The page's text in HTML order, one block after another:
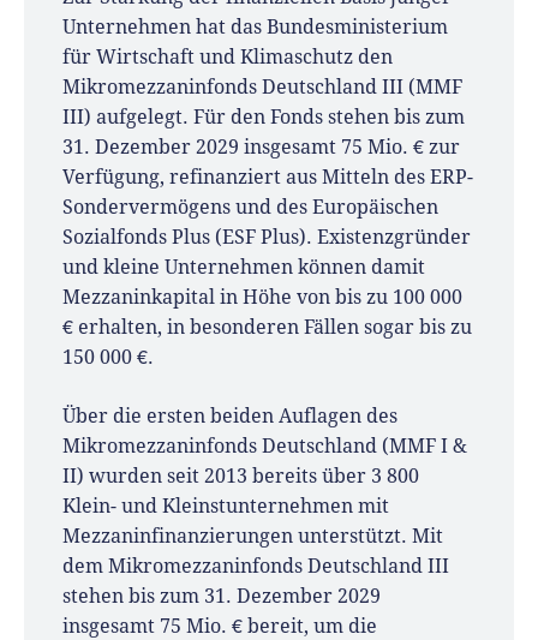
Unternehmen hat das Bundesministerium
für Wirtschaft und Klimaschutz den
Mikromezzaninfonds Deutschland III (MMF
III) aufgelegt. Für den Fonds stehen bis zum
31. Dezember 2029 insgesamt 75 Mio. € zur
Verfügung, refinanziert aus Mitteln des ERP-
Sondervermögens und des Europäischen
Sozialfonds Plus (ESF Plus). Existenzgründer
und kleine Unternehmen können damit
Mezzaninkapital in Höhe von bis zu 100 000
€ erhalten, in besonderen Fällen sogar bis zu
150 000 €.
Über die ersten beiden Auflagen des
Mikromezzaninfonds Deutschland (MMF I &
II) wurden seit 2013 bereits über 3 800
Klein- und Kleinstunternehmen mit
Mezzaninfinanzierungen unterstützt. Mit
dem Mikromezzaninfonds Deutschland III
stehen bis zum 31. Dezember 2029
insgesamt 75 Mio. € bereit, um die